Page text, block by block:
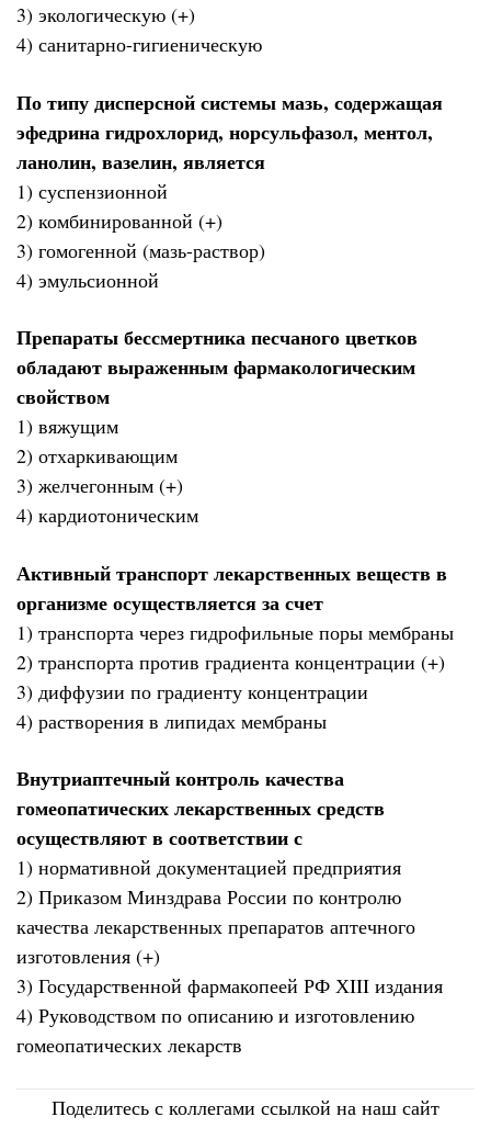
3) экологическую (+)
4) санитарно-гигиеническую
По типу дисперсной системы мазь, содержащая
эфедрина гидрохлорид, норсульфазол, ментол,
ланолин, вазелин, является
1) суспензионной
2) комбинированной (+)
3) гомогенной (мазь-раствор)
4) эмульсионной
Препараты бессмертника песчаного цветков
обладают выраженным фармакологическим
свойством
1) вяжущим
2) отхаркивающим
3) желчегонным (+)
4) кардиотоническим
Активный транспорт лекарственных веществ в
организме осуществляется за счет
1) транспорта через гидрофильные поры мембраны
2) транспорта против градиента концентрации (+)
3) диффузии по градиенту концентрации
4) растворения в липидах мембраны
Внутриаптечный контроль качества
гомеопатических лекарственных средств
осуществляют в соответствии с
1) нормативной документацией предприятия
2) Приказом Минздрава России по контролю
качества лекарственных препаратов аптечного
изготовления (+)
3) Государственной фармакопеей РФ ХIII издания
4) Руководством по описанию и изготовлению
гомеопатических лекарств
Поделитесь с коллегами ссылкой на наш сайт